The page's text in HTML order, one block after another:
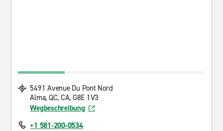
5491 Avenue Du Pont Nord
Alma, QC, CA, G8E 1V3
Wegbeschreibung
+1 581-200-0534